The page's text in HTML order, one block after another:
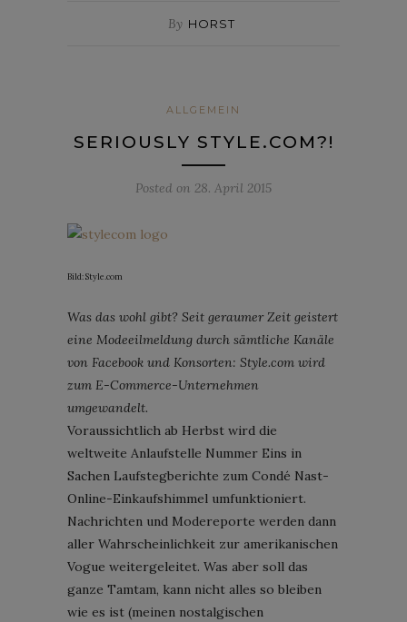
By HORST
ALLGEMEIN
SERIOUSLY STYLE.COM?!
Posted on 28. April 2015
Bild: Style.com
Was das wohl gibt? Seit geraumer Zeit geistert
eine Modeeilmeldung durch sämtliche Kanäle
von Facebook und Konsorten: Style.com wird
zum E-Commerce-Unternehmen
umgewandelt.
Voraussichtlich ab Herbst wird die
weltweite Anlaufstelle Nummer Eins in
Sachen Laufstegberichte zum Condé Nast-
Online-Einkaufshimmel umfunktioniert.
Nachrichten und Modereporte werden dann
aller Wahrscheinlichkeit zur amerikanischen
Vogue weitergeleitet. Was aber soll das
ganze Tamtam, kann nicht alles so bleiben
wie es ist (meinen nostalgischen